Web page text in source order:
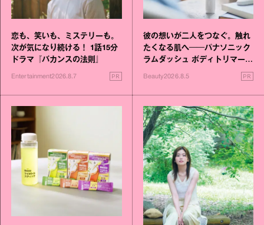
恋も、笑いも、ミステリーも。
次が気になり続ける！ 1話15分
ドラマ『バカンスの法則』
Entertainment2026.8.7 PR
彼の想いが二人をつなぐ。触れ
たくなる肌へ──パナソニック
ラムダッシュ ボディトリマーが
Beauty2026.8.5 PR